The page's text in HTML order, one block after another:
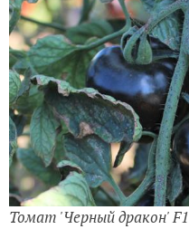
Томат 'Черный дракон' F1